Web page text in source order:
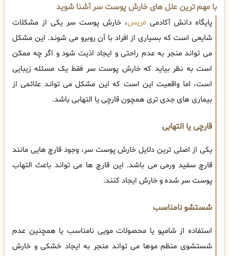
با مهم ترین علل های خارش پوست سر آشنا شوید
پایگاه دانش آکادمی عریس، خارش پوست سر یکی از مشکلات
شایعی است که بسیاری از افراد با آن روبرو می شوند. این مشکل
می تواند منجر به عدم راحتی و ایجاد اذیت شود و اگر چه ممکن
است به نظر بیاید که خارش پوست سر فقط یک مسئله زیبایی
است، اما واقعیت این است که این مشکل می تواند علائمی از
بیماری های جدی تری همچون قارچی یا التهابی باشد.
قارچی یا التهابی
یکی از اصلی ترین دلایل خارش پوست سر، وجود قارچ هایی مانند
قارچ سفید ورمی می باشد. این قارچ ها می تواند باعث التهاب
پوست سر شده و خارش ایجاد کنند.
شستشو نامناسب
استفاده از شامپو یا محصولات مویی نامناسب یا همچنین عدم
شستشوی منظم موها می تواند منجر به ایجاد خشکی و خارش